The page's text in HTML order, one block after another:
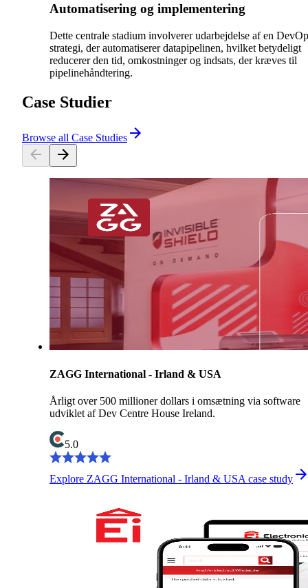
Automatisering og implementering
Dette centrale stadium involverer udarbejdelse af en
strategi, der automatiserer datapipelinen, hvilket betydeligt
reducerer den tid, omkostninger og indsats, der kræves til
pipelinehåndtering.
Case Studier
Browse all Case Studies
ZAGG International - Irland & USA
Årligt over 500 millioner dollars i omsætning via software
udviklet af Dev Centre House Ireland.
5.0
Explore ZAGG International - Irland & USA case study